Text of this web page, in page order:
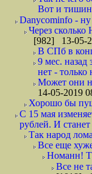
Вот и
Danycominfo -
Через
[982] 13-05-
В СПб в
9 мес. назад
нет -
Может они
14-05-2019
Хорошо бы
С 15 мая
рублей. И
Так народ
Все еще
Номанн!
Все не